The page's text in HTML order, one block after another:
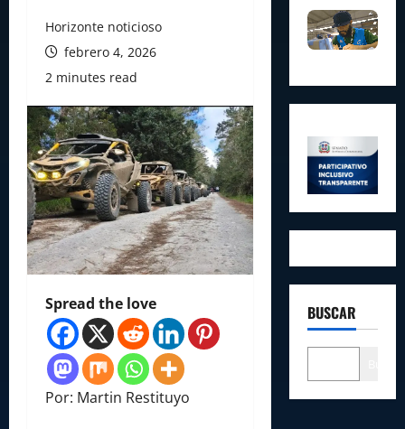
Horizonte noticioso
febrero 4, 2026
2 minutes read
Spread the love
Por: Martin Restituyo
BUSCAR